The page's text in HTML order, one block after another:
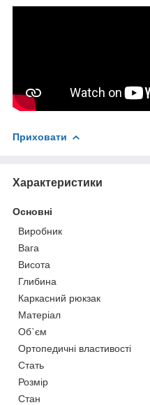
Приховати
Характеристики
Основні
Виробник
Вага
Висота
Глибина
Каркасний рюкзак
Матеріал
Об`єм
Ортопедичні властивості
Стать
Розмір
Стан